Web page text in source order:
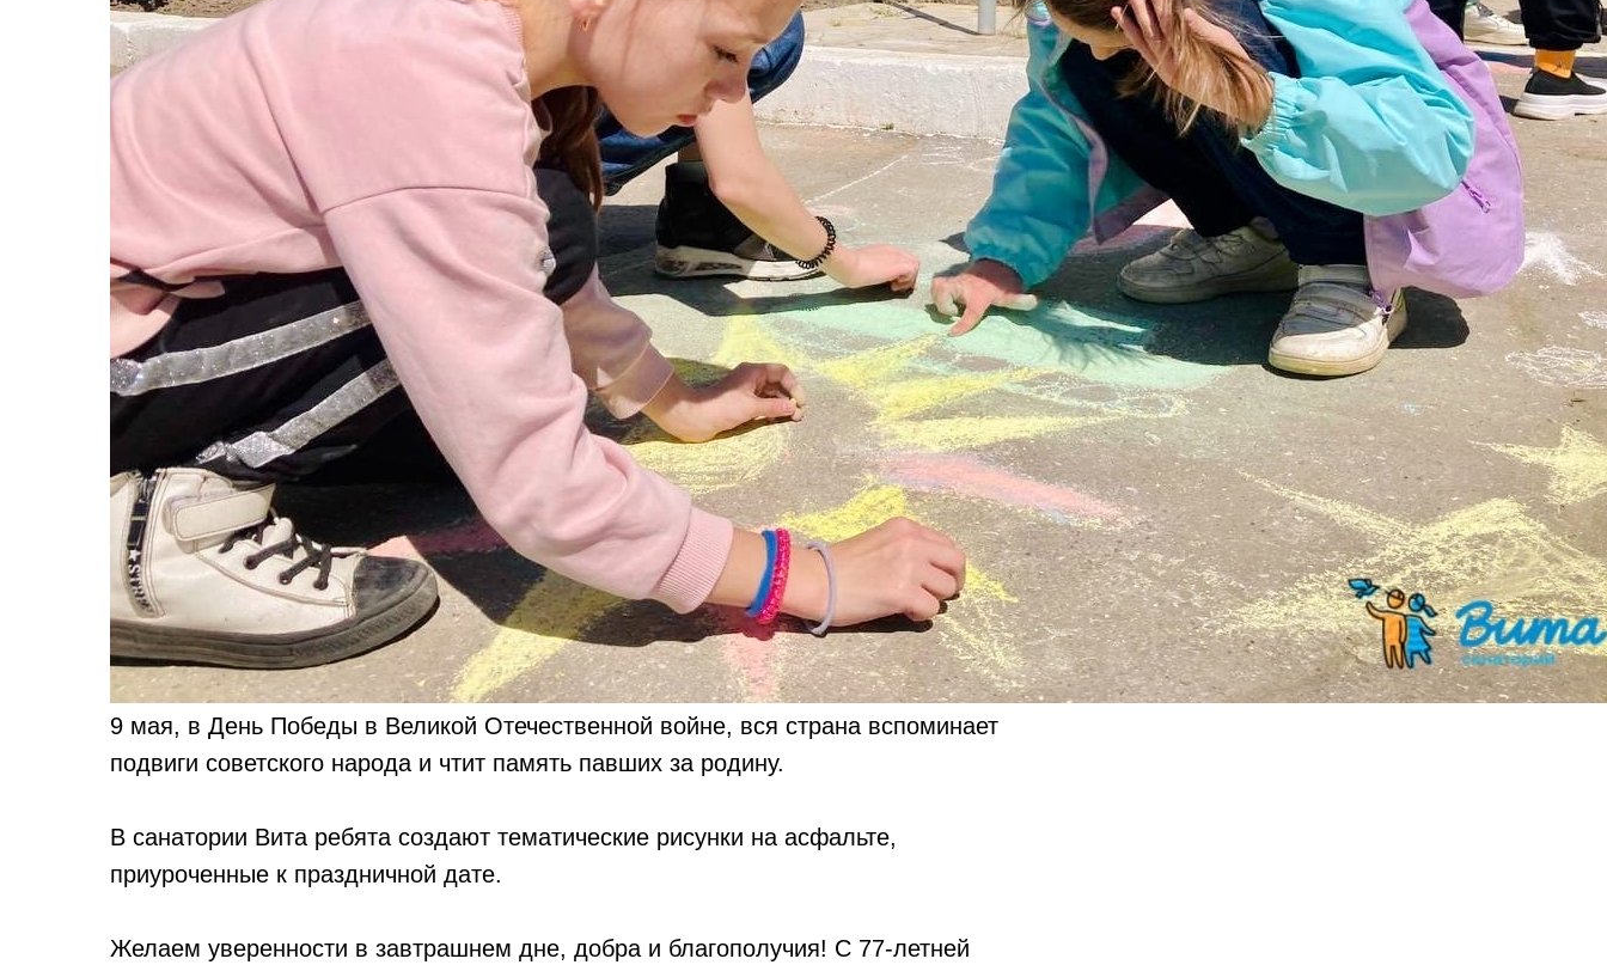
9 мая, в День Победы в Великой Отечественной войне, вся страна вспоминает
подвиги советского народа и чтит память павших за родину.
В санатории Вита ребята создают тематические рисунки на асфальте,
приуроченные к праздничной дате.
Желаем уверенности в завтрашнем дне, добра и благополучия! С 77-летней